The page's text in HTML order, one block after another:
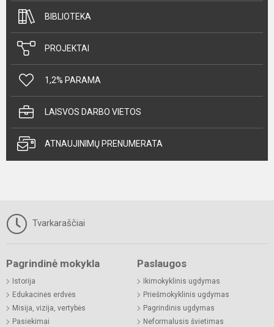
BIBLIOTEKA
PROJEKTAI
1,2% PARAMA
LAISVOS DARBO VIETOS
ATNAUJINIMŲ PRENUMERATA
Tvarkaraščiai
Pagrindinė mokykla
Istorija
Edukacinės erdvės
Misija, vizija, vertybės
Pasiekimai
Paslaugos
Ikimokyklinis ugdymas
Priešmokyklinis ugdymas
Pagrindinis ugdymas
Neformalusis švietimas